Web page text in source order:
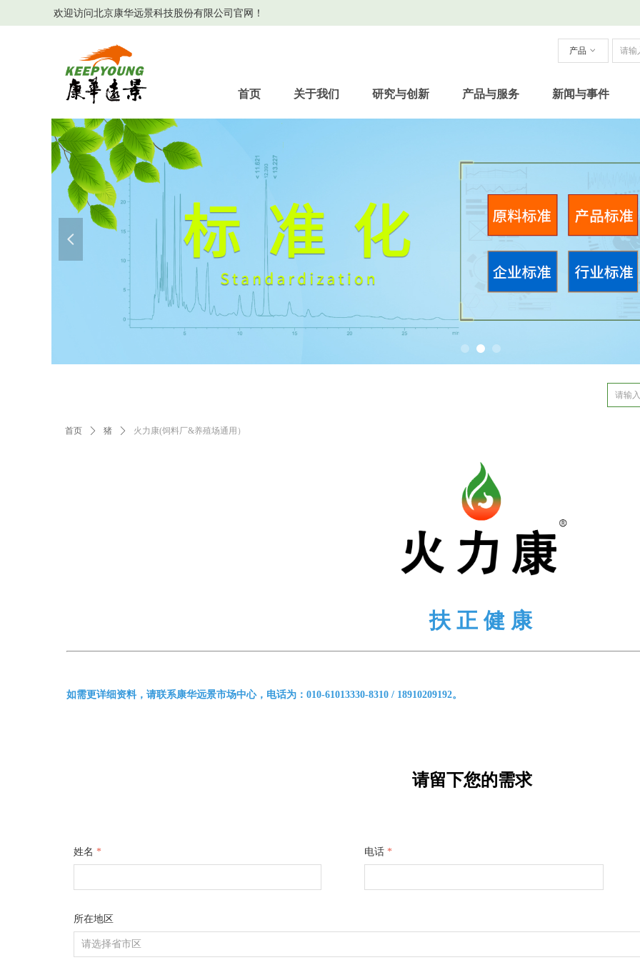
产品 ꀁ
首页 关于我们 研究与创新 产品与服务 新闻与事件
欢迎访问北京康华远景科技股份有限公司官网！
扶 正 健 康
如需更详细资料，请联系康华远景市场中心，电话为：010-61013330-8310 / 18910209192。
请留下您的需求
首页 ꄲ 猪 ꄲ 火力康(饲料厂&养殖场通用）
姓名 * 电话 *
所在地区
넳